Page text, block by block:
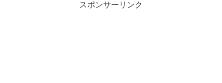
スポンサーリンク